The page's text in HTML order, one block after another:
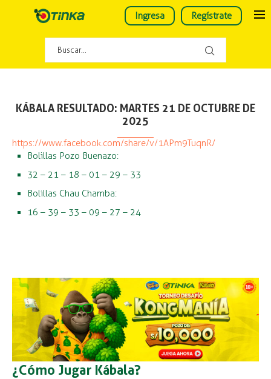
Ingresa Regístrate
KÁBALA RESULTADO: MARTES 21 DE OCTUBRE DE
2025
https://www.facebook.com/share/v/1APm9TuqnR/
Bolillas Pozo Buenazo:
32 – 21 – 18 – 01 – 29 – 33
Bolillas Chau Chamba:
16 – 39 – 33 – 09 – 27 – 24
¿Cómo Jugar Kábala?